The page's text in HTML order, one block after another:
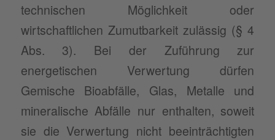
technischen Möglichkeit oder
wirtschaftlichen Zumutbarkeit zulässig (§ 4
Abs. 3). Bei der Zuführung zur
energetischen Verwertung dürfen
Gemische Bioabfälle, Glas, Metalle und
mineralische Abfälle nur enthalten, soweit
sie die Verwertung nicht beeinträchtigten